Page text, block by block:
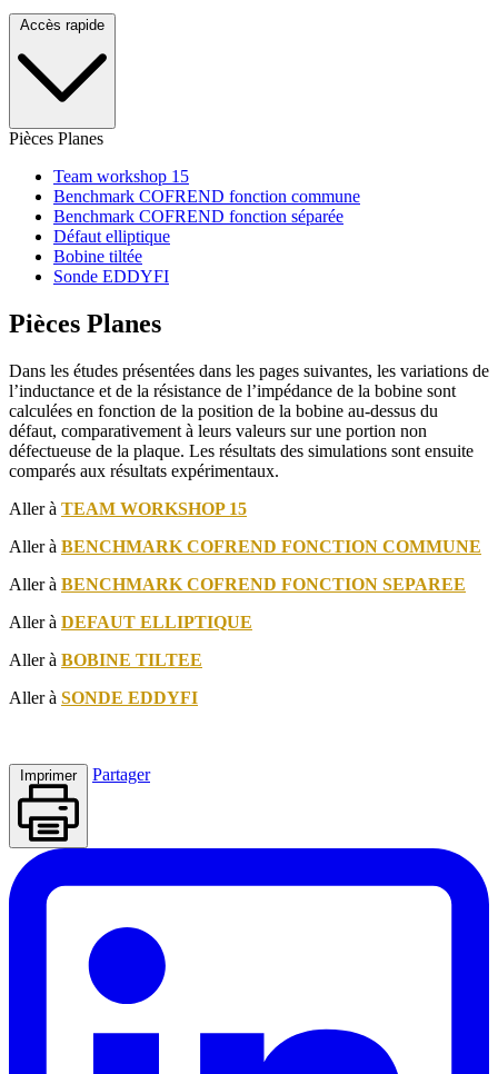
Accès rapide
Pièces Planes
Team workshop 15
Benchmark COFREND fonction commune
Benchmark COFREND fonction séparée
Défaut elliptique
Bobine tiltée
Sonde EDDYFI
Pièces Planes
Dans les études présentées dans les pages suivantes, les variations de
l’inductance et de la résistance de l’impédance de la bobine sont
calculées en fonction de la position de la bobine au-dessus du
défaut, comparativement à leurs valeurs sur une portion non
défectueuse de la plaque. Les résultats des simulations sont ensuite
comparés aux résultats expérimentaux.
Aller à TEAM WORKSHOP 15
Aller à BENCHMARK COFREND FONCTION COMMUNE
Aller à BENCHMARK COFREND FONCTION SEPAREE
Aller à DEFAUT ELLIPTIQUE
Aller à BOBINE TILTEE
Aller à SONDE EDDYFI
Imprimer Partager